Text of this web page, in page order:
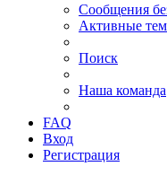
Сообщения
Активные
Поиск
Наша команда
FAQ
Вход
Регистрация